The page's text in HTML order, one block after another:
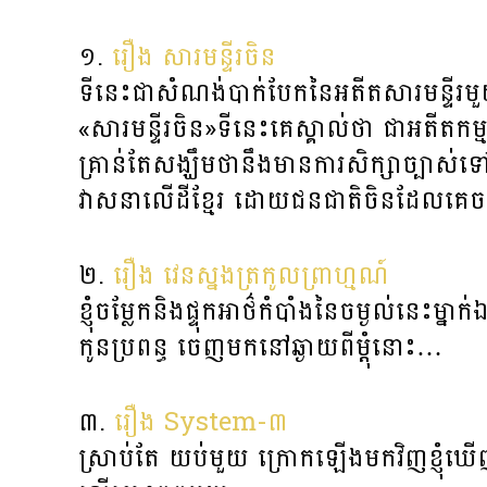
១. រឿង សារមន្ទីរចិន
ទីនេះជាសំណង់បាក់បែកនៃអតីតសារមន្ទីរ
«សារមន្ទីរចិន»ទីនេះ​គេស្គាល់ថា ជាអតី
គ្រាន់តែសង្ឃឹមថា​នឹងមានការសិក្សា​ច្បាស់
វាសនាលើដីខ្មែរ ដោយជនជាតិចិនដែលគេ
២. រឿង វេនស្នងត្រកូលព្រាហ្មណ៍
ខ្ញុំចម្លែកនិងផ្ទុកអាថ៌កំបាំងនៃចម្ងល់នេះម្
កូនប្រពន្ធ ចេញមកនៅឆ្ងាយពីម្តុំនោះ…
៣. រឿង System-៣
ស្រាប់តែ យប់មួយ ក្រោកឡើងមកវិញខ្ញុំឃើ